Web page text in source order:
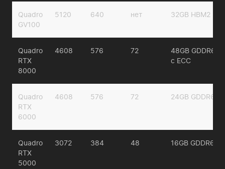
Quadro
GV100
5120 640 нет 32GB HBM2
Quadro
RTX
8000
4608 576 72
48GB GDDR6
с ECC
Quadro
RTX
6000
4608 576 72 24GB GDDR6
Quadro
RTX
5000
3072 384 48 16GB GDDR6